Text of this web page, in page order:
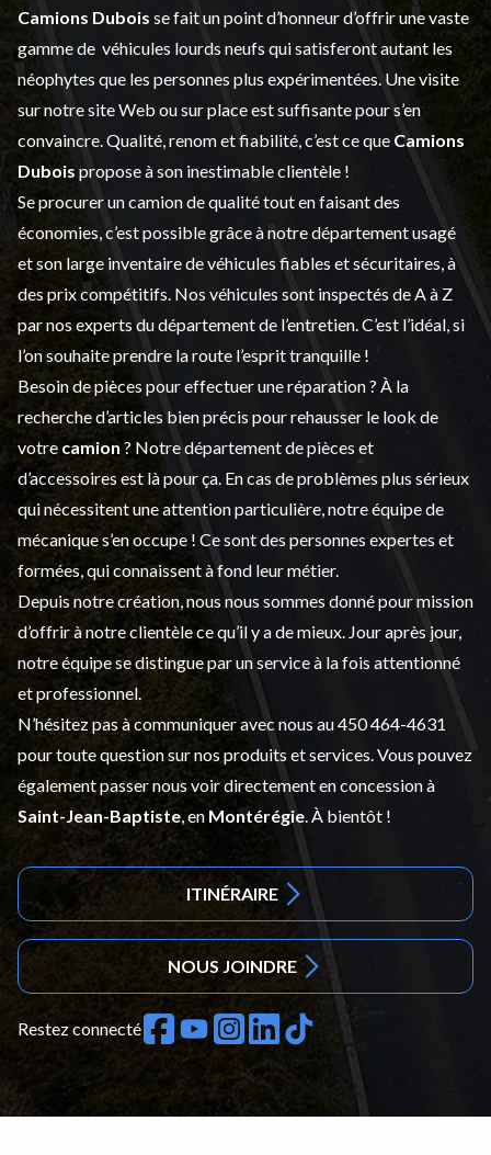
Camions Dubois se fait un point d’honneur d’offrir une vaste
gamme de véhicules lourds neufs qui satisferont autant les
néophytes que les personnes plus expérimentées. Une visite
sur notre site Web ou sur place est suffisante pour s’en
convaincre. Qualité, renom et fiabilité, c’est ce que Camions
Dubois propose à son inestimable clientèle !
Se procurer un camion de qualité tout en faisant des
économies, c’est possible grâce à notredépartement usagé
et son large inventaire de véhicules fiables et sécuritaires, à
des prix compétitifs. Nos véhicules sont inspectés de A à Z
par nos experts du département de l’entretien . C’est l’idéal, si
l’on souhaite prendre la route l’esprit tranquille !
Besoin de pièces pour effectuer une réparation ? À la
recherche d’articles bien précis pour rehausser le look de
votre camion ? Notre département depièces et
d’accessoiresest là pour ça. En cas de problèmes plus sérieux
qui nécessitent une attention particulière, notre équipe de
mécanique s’en occupe ! Ce sont des personnes expertes et
formées, qui connaissent à fond leur métier.
Depuis notre création, nous nous sommes donné pour mission
d’offrir à notre clientèle ce qu’il y a de mieux. Jour après jour,
notre équipe se distingue par un service à la fois attentionné
et professionnel.
N’hésitez pas à communiquer avec nous au450 464-4631
pour toute question sur nos produits et services. Vous pouvez
également passer nous voir directement en concession à
Saint-Jean-Baptiste , en Montérégie . À bientôt !
ITINÉRAIRE
NOUS JOINDRE
Restez connecté